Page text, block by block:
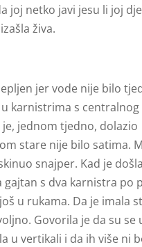
joj netko javi jesu li joj
živa.
jer vode nije bilo
karnistrima s centralnog
jednom tjedno, dolazio
stare nije bilo satima.
snajper. Kad je
gajtan s dva karnistra po
u rukama. Da je imala
Govorila je da su se
u vertikali i da ih više ni